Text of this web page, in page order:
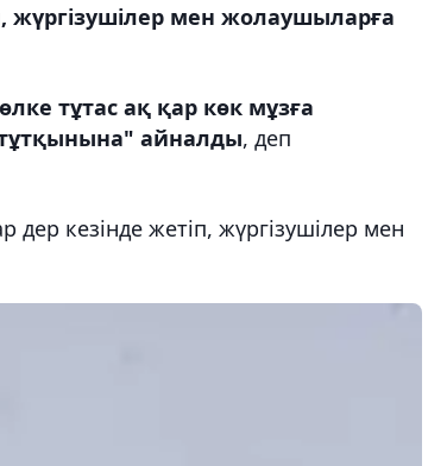
жүргізушілер мен жолаушыларға
тұтас ақ қар көк мұзға
айналды, деп
дер кезінде жетіп, жүргізушілер мен